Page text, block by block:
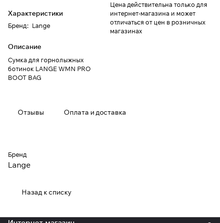
Характеристики
Бренд: Lange
Описание
Сумка для горнолыжных
ботинок LANGE WMN PRO
BOOT BAG
Цена действительна только для
интернет-магазина и может
отличаться от цен в розничных
магазинах
Отзывы Оплата и доставка
Бренд
Lange
Назад к списку